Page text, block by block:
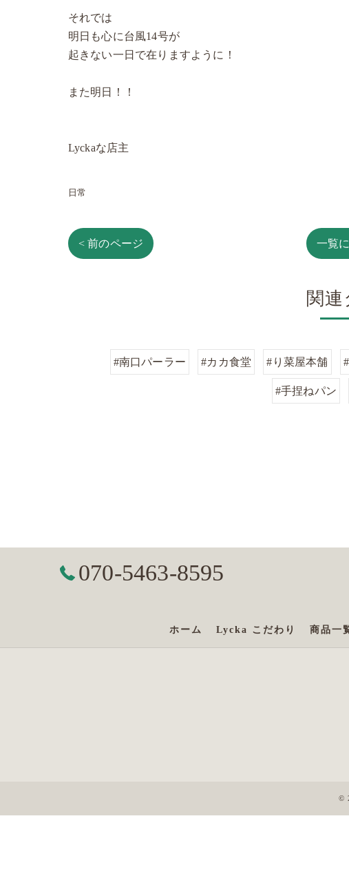
それでは
明日も心に台風14号が
起きない一日で在りますように！
また明日！！
Lyckaな店主
日常
< 前のページ 一覧
関連
#南口パーラー #カカ食堂 #り菜屋本舗
#手捏ねパン
070-5463-8595
ホーム Lycka こだわり 商品一
©